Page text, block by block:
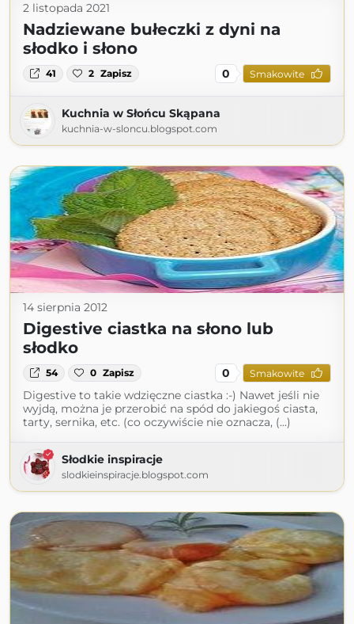
2 listopada 2021
Nadziewane bułeczki z dyni na
słodko i słono
41 2 Zapisz 0 Smakowite
Kuchnia w Słońcu Skąpana
kuchnia-w-sloncu.blogspot.com
14 sierpnia 2012
Digestive ciastka na słono lub
słodko
54 0 Zapisz 0 Smakowite
Digestive to takie wdzięczne ciastka :-) Nawet jeśli nie
wyjdą, można je przerobić na spód do jakiegoś ciasta,
tarty, sernika, etc. (co oczywiście nie oznacza, (...)
Słodkie inspiracje
slodkieinspiracje.blogspot.com